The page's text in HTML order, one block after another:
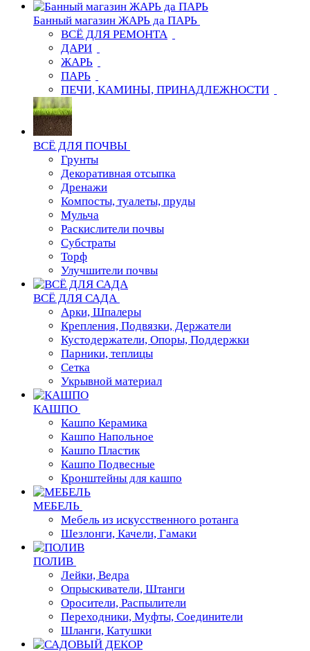
Банный магазин ЖАРЬ да ПАРЬ
ВСЁ ДЛЯ РЕМОНТА
ДАРИ
ЖАРЬ
ПАРЬ
ПЕЧИ, КАМИНЫ, ПРИНАДЛЕЖНОСТИ
ВСЁ ДЛЯ ПОЧВЫ
Грунты
Декоративная отсыпка
Дренажи
Компосты, туалеты, пруды
Мульча
Раскислители почвы
Субстраты
Торф
Улучшители почвы
ВСЁ ДЛЯ САДА
Арки, Шпалеры
Крепления, Подвязки, Держатели
Кустодержатели, Опоры, Поддержки
Парники, теплицы
Сетка
Укрывной материал
КАШПО
Кашпо Керамика
Кашпо Напольное
Кашпо Пластик
Кашпо Подвесные
Кронштейны для кашпо
МЕБЕЛЬ
Мебель из искусственного ротанга
Шезлонги, Качели, Гамаки
ПОЛИВ
Лейки, Ведра
Опрыскиватели, Штанги
Оросители, Распылители
Переходники, Муфты, Соединители
Шланги, Катушки